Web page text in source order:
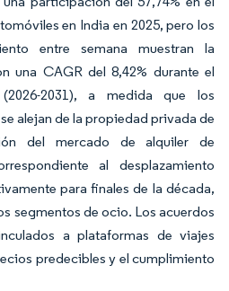
en India en 2025, pero los
entre semana muestran la
una CAGR del 8,42% durante el
2031), a medida que los
alejan de la propiedad privada de
del mercado de alquiler de
al desplazamiento
para finales de la década,
segmentos de ocio. Los acuerdos
a plataformas de viajes
predecibles y el cumplimiento